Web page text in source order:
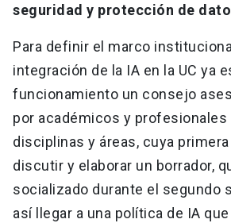
seguridad y protección de
Para definir el marco
integración de la IA en la UC ya
funcionamiento un consejo
por académicos y
disciplinas y áreas, cuya
discutir y elaborar un borrador,
socializado durante el segundo
así llegar a una política de IA